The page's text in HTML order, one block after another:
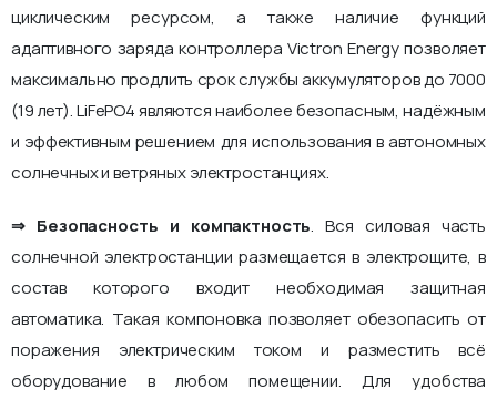
циклическим ресурсом, а также наличие функций
адаптивного заряда контроллера Victron Energy позволяет
максимально продлить срок службы аккумуляторов до 7000
(19 лет). LiFePO4 являются наиболее безопасным, надёжным
и эффективным решением для использования в автономных
солнечных и ветряных электростанциях.
⇒ Безопасность и компактность. Вся силовая часть
солнечной электростанции размещается в электрощите, в
состав которого входит необходимая защитная
автоматика. Такая компоновка позволяет обезопасить от
поражения электрическим током и разместить всё
оборудование в любом помещении. Для удобства